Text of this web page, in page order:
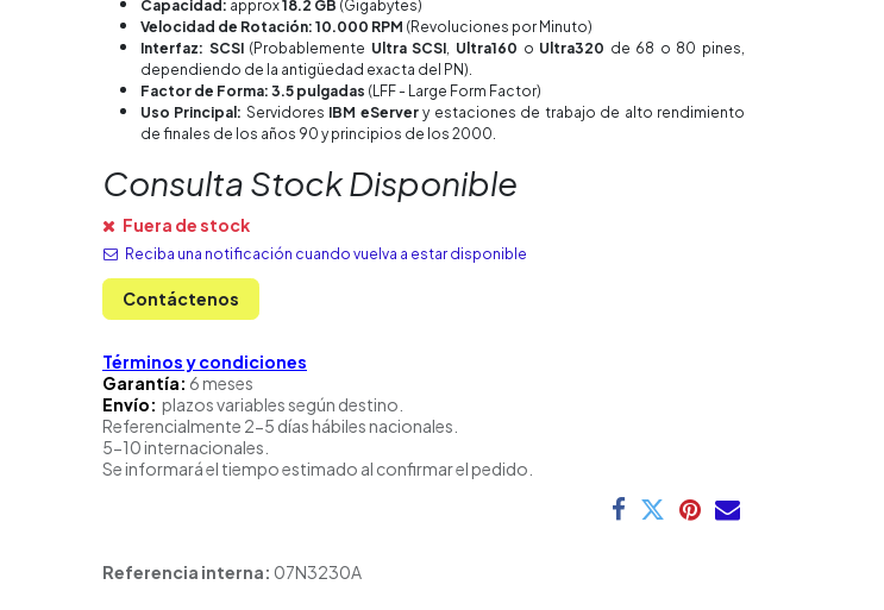
Capacidad: approx18.2 GB (Gigabytes)
Velocidad de Rotación: 10.000 RPM (Revoluciones por Minuto)
Interfaz: SCSI(Probablemente Ultra SCSI, Ultra160 o Ultra320 de 68 o 80 pines,
dependiendo de la antigüedad exacta del PN).
Factor de Forma: 3.5 pulgadas (LFF - Large Form Factor)
Uso Principal: Servidores IBM eServery estaciones de trabajo de alto rendimiento
de finales de los años 90 y principios de los 2000.
Consulta Stock Disponible
Fuera de stock
Reciba una notificación cuando vuelva a estar disponible
Contáctenos
Términos y condiciones
Garantía: 6 meses
Envío: plazos variables según destino.
Referencialmente 2-5 días hábiles nacionales.
5-10 internacionales.
Se informará el tiempo estimado al confirmar el pedido.
Referencia interna: 07N3230A